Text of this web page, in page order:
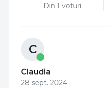
Din 1 voturi
C
Claudia
28 sept. 2024